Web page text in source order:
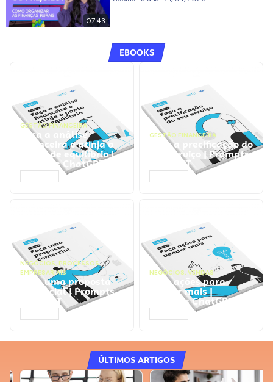
07:43
EBOOKS
GESTÃO FINANCEIRA
Faça a análise
financeira e atinja o
ponto de equilíbrio |
Prompts ChatGPT
GESTÃO FINANCEIRA
Faça a precificação do
seu serviço | Prompts
ChatGPT
NEGÓCIOS, PROCESSOS
EMPRESARIAIS
Faça uma proposta
comercial | Prompts
ChatGPT
NEGÓCIOS, VENDAS
Faça ações para
vender mais |
Prompts ChatGPT
ÚLTIMOS ARTIGOS